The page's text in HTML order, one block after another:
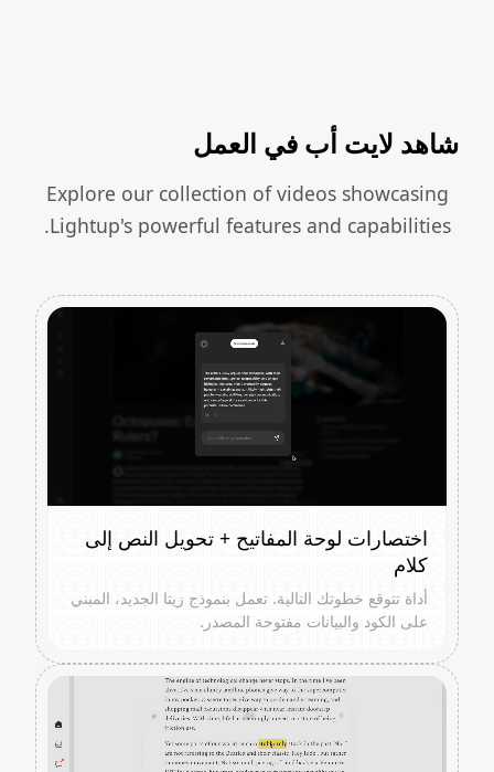
شاهد لايت أب في العمل
Explore our collection of videos showcasing
Lightup's powerful features and capabilities.
اختصارات لوحة المفاتيح + تحويل النص إلى
كلام
أداة تتوقع خطوتك التالية. تعمل بنموذج زيتا الجديد، المبني
على الكود والبيانات مفتوحة المصدر.